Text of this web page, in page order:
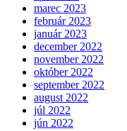
marec 2023
február 2023
január 2023
december 2022
november 2022
október 2022
september 2022
august 2022
júl 2022
jún 2022